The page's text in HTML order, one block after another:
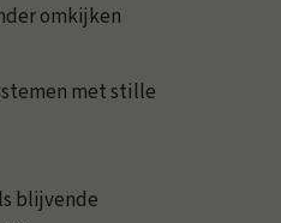
omkijken
met stille
blijvende